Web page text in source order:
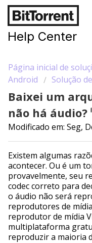
Help Center
Página inicial de
Android
Solução
Baixei um
não há áudio?
Modificado em: Seg,
Existem algumas
acontecer. Ou é um
provavelmente, seu
codec correto para
o áudio não será
reprodutores de
reprodutor de mídia
multiplataforma
reproduzir a maioria